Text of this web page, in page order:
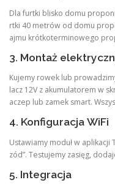
Dla furtki blisko domu
rtki 40 metrów od domu
ajmu krótkoterminowego
3. Montaż
Kujemy rowek lub
lacz 12V z akumulatorem w
aczep lub zamek smart.
4. Konfiguracja WiFi
Ustawiamy moduł w aplikacji
zód”. Testujemy zasięg,
5. Integracja